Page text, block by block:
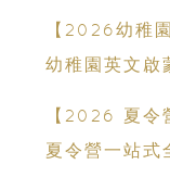
【2026幼稚
幼稚園英文啟
【2026 夏令
夏令營一站式